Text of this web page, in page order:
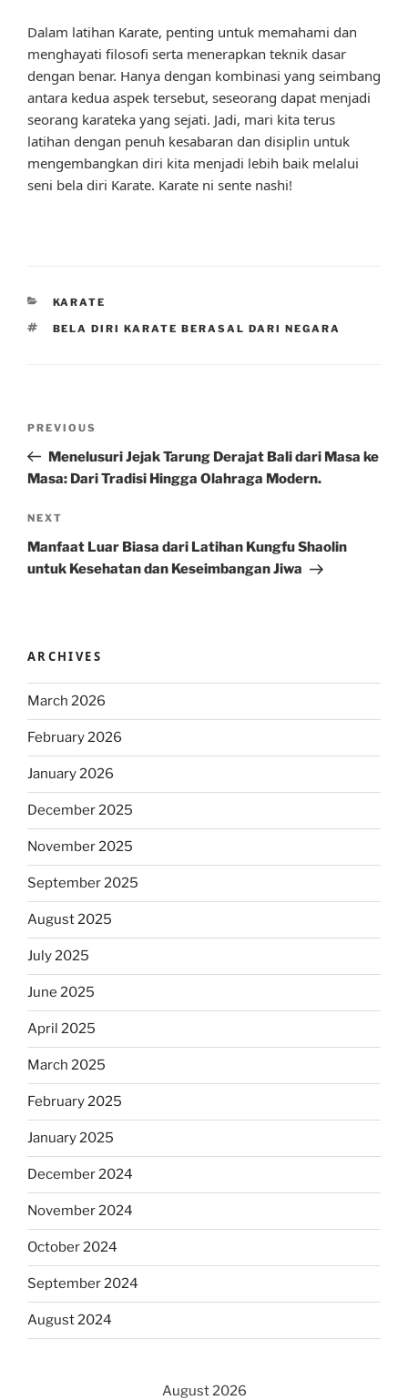
Dalam latihan Karate, penting untuk memahami dan
menghayati filosofi serta menerapkan teknik dasar
dengan benar. Hanya dengan kombinasi yang seimbang
antara kedua aspek tersebut, seseorang dapat menjadi
seorang karateka yang sejati. Jadi, mari kita terus
latihan dengan penuh kesabaran dan disiplin untuk
mengembangkan diri kita menjadi lebih baik melalui
seni bela diri Karate. Karate ni sente nashi!
CATEGORIES
KARATE
TAGS
BELA DIRI KARATE BERASAL DARI NEGARA
Previous
Post
PREVIOUS
Menelusuri Jejak Tarung Derajat Bali dari Masa ke
Masa: Dari Tradisi Hingga Olahraga Modern.
Next
Post
NEXT
Manfaat Luar Biasa dari Latihan Kungfu Shaolin
untuk Kesehatan dan Keseimbangan Jiwa
ARCHIVES
March 2026
February 2026
January 2026
December 2025
November 2025
September 2025
August 2025
July 2025
June 2025
April 2025
March 2025
February 2025
January 2025
December 2024
November 2024
October 2024
September 2024
August 2024
August 2026